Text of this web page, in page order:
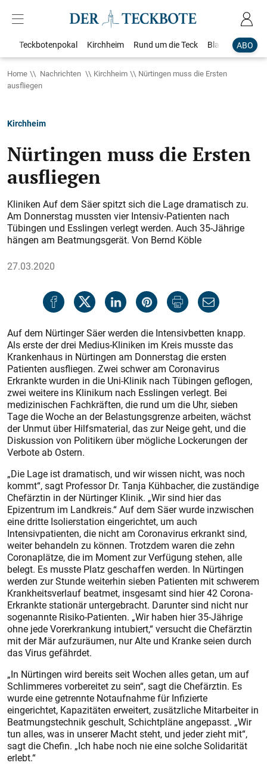
ABO
Teckbotenpokal Kirchheim Rund um die Teck Blaulicht
Home Nachrichten Kirchheim
Nürtingen muss die Ersten
ausfliegen
Kirchheim
Nürtingen muss die Ersten
ausfliegen
Kliniken Auf dem Säer spitzt sich die Lage dramatisch zu.
Am Donnerstag mussten vier Intensiv-Patienten nach
Tübingen und Esslingen verlegt werden. Auch 35-Jährige
hängen am Beatmungsgerät. Von Bernd Köble
27.03.2020
Auf dem Nürtinger Säer werden die Intensivbetten knapp.
Als erste der drei Medius-Kliniken im Kreis musste das
Krankenhaus in Nürtingen am Donnerstag die ersten
Patienten ausfliegen. Zwei schwer am Coronavirus
Erkrankte wurden in die Uni-Klinik nach Tübingen geflogen,
zwei weitere ins Klinikum nach Esslingen verlegt. Bei
medizinischen Fachkräften, die rund um die Uhr, sieben
Tage die Woche an der Belastungsgrenze arbeiten, wächst
der Unmut über Hilfsmaterial, das zur Neige geht, und die
Diskussion von Politikern über mögliche Lockerungen der
Verbote ab Ostern.
„Die Lage ist dramatisch, und wir wissen nicht, was noch
kommt“, sagt Professor Dr. Tanja Kühbacher, die zuständige
Chefärztin in der Nürtinger Klinik. „Wir sind hier das
Epizentrum im Landkreis.“ Auf dem Säer wurde inzwischen
eine dritte Isolierstation eingerichtet, um auch
Intensivpatienten, die nicht am Coronavirus erkrankt sind,
weiter behandeln zu können. Trotzdem waren die zehn
Coronaplätze, die im Moment zur Verfügung stehen, alle
belegt. Es musste Platz geschaffen werden. In Nürtingen
werden zur Stunde weiterhin sieben Patienten mit schwerem
Krankheitsverlauf beatmet, insgesamt sind hier 42 Corona-
Erkrankte stationär untergebracht. Darunter sind nicht nur
sogenannte Risiko-Patienten. „Wir haben hier 35-Jährige
ohne jede Vorerkrankung intubiert,“ versucht die Chefärztin
mit der Mär aufzuräumen, nur Alte und Kranke seien durch
das Virus gefährdet.
„In Nürtingen wird bereits seit Wochen alles getan, um auf
Schlimmeres vorbereitet zu sein“, sagt die Chefärztin. Es
wurde eine getrennte Notaufnahme für Infizierte
eingerichtet, Kapazitäten erweitert, zusätzliche Mitarbeiter in
Beatmungstechnik geschult, Schichtpläne angepasst. „Wir
tun alles, was in unserer Macht steht, und jeder zieht mit“,
sagt die Chefin. „Ich habe noch nie eine solche Solidarität
erlebt.“